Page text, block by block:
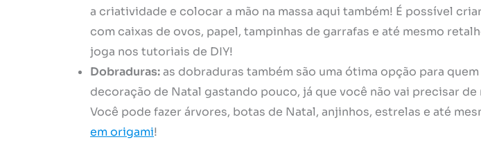
a criatividade e colocar a mão na massa aqui também! É possível
com caixas de ovos, papel, tampinhas de garrafas e até mesmo
joga nos tutoriais de DIY!
Dobraduras:as dobraduras também são uma ótima opção para
decoração de Natal gastando pouco, já que você não vai precisar de
Você pode fazer árvores, botas de Natal, anjinhos, estrelas e até
em origami!